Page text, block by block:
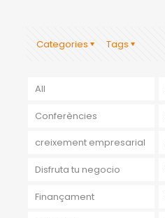
Categories Tags
All
Conferències
creixement empresarial
Disfruta tu negocio
Finançament